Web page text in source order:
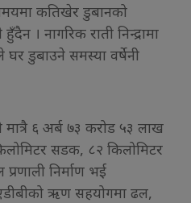
कतिखेर डुबानको
। नागरिक राती निन्द्रामा
डुबाउने समस्या वर्षेनी
मात्रै ६ अर्ब ७३ करोड ५३ लाख
सडक, ८२ किलोमिटर
निर्माण भई
ऋण सहयोगमा ढल,